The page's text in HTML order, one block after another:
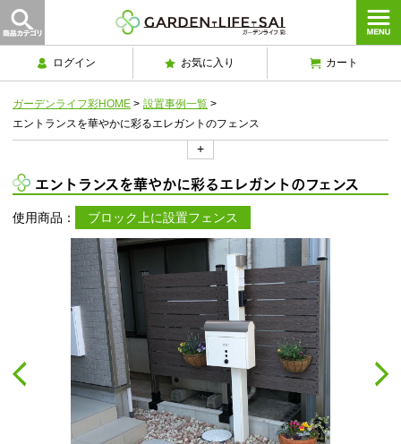
ログイン お気に入り カート
ガーデンライフ彩HOME > 設置事例一覧 >
エントランスを華やかに彩るエレガントのフェンス
+
エントランスを華やかに彩るエレガントのフェンス
使用商品： ブロック上に設置フェンス